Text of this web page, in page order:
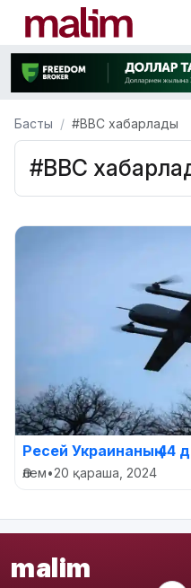
Басты #ВВС хабарлады
#ВВС
Ресей Украинаның 44
Әлем•20 қараша, 2024
malim